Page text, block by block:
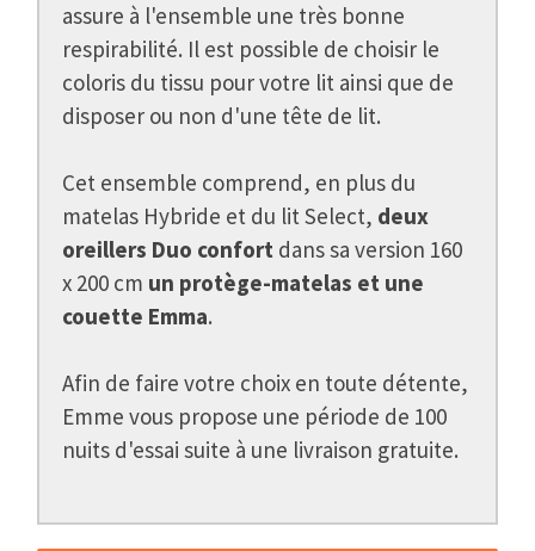
assure à l'ensemble une très bonne
respirabilité. Il est possible de choisir le
coloris du tissu pour votre lit ainsi que de
disposer ou non d'une tête de lit.
Cet ensemble comprend, en plus du
matelas Hybride et du lit Select, deux
oreillers Duo confort dans sa version 160
x 200 cm un protège-matelas et une
couette Emma.
Afin de faire votre choix en toute détente,
Emme vous propose une période de 100
nuits d'essai suite à une livraison gratuite.